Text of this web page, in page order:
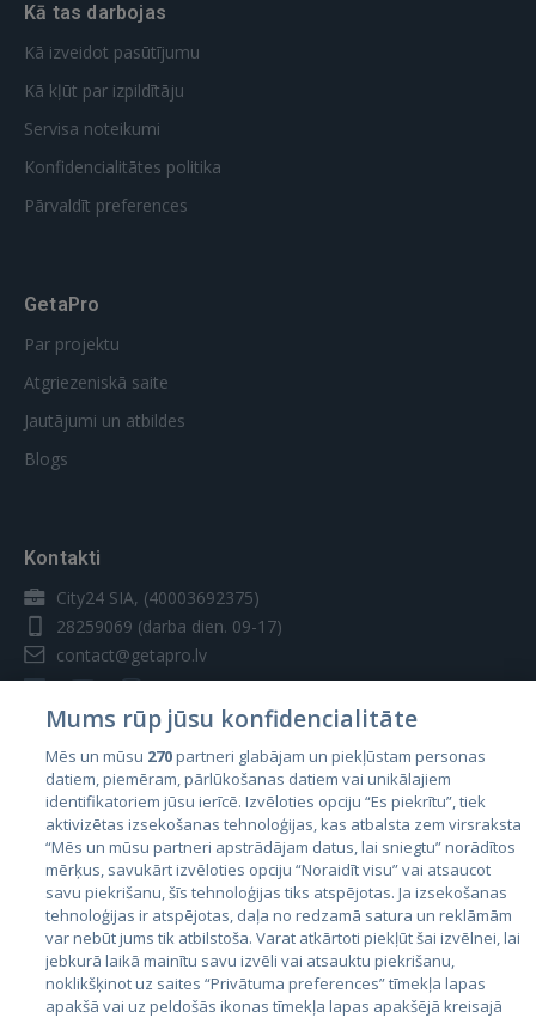
Kā tas darbojas
Kā izveidot pasūtījumu
Kā kļūt par izpildītāju
Servisa noteikumi
Konfidencialitātes politika
Pārvaldīt preferences
GetaPro
Par projektu
Atgriezeniskā saite
Jautājumi un atbildes
Blogs
Kontakti
City24 SIA, (40003692375)
28259069 (darba dien. 09-17)
contact@getapro.lv
Valstis
Igaunija
Latvija
Lietuva
Mums rūp jūsu konfidencialitāte
Mēs un mūsu 270partneri glabājam un piekļūstam personas
datiem, piemēram, pārlūkošanas datiem vai unikālajiem
identifikatoriem jūsu ierīcē. Izvēloties opciju “Es piekrītu”, tiek
aktivizētas izsekošanas tehnoloģijas, kas atbalsta zem virsraksta
“Mēs un mūsu partneri apstrādājam datus, lai sniegtu” norādītos
mērķus, savukārt izvēloties opciju “Noraidīt visu” vai atsaucot
savu piekrišanu, šīs tehnoloģijas tiks atspējotas. Ja izsekošanas
tehnoloģijas ir atspējotas, daļa no redzamā satura un reklāmām
var nebūt jums tik atbilstoša. Varat atkārtoti piekļūt šai izvēlnei, lai
jebkurā laikā mainītu savu izvēli vai atsauktu piekrišanu,
noklikšķinot uz saites “Privātuma preferences” tīmekļa lapas
apakšā vai uz peldošās ikonas tīmekļa lapas apakšējā kreisajā